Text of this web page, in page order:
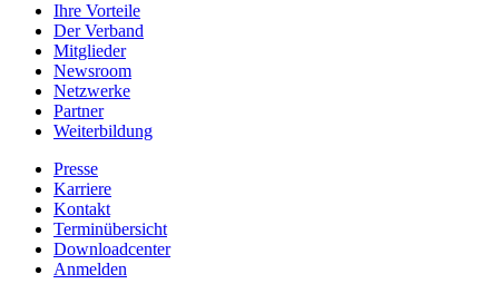
Ihre Vorteile
Der Verband
Mitglieder
Newsroom
Netzwerke
Partner
Weiterbildung
Presse
Karriere
Kontakt
Terminübersicht
Downloadcenter
Anmelden